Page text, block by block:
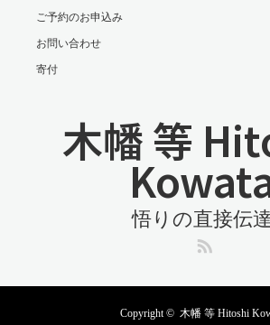
ご予約のお申込み
お問い合わせ
寄付
木幡 等
悟りの直接伝達
Copyright © 木幡 等 Hitoshi